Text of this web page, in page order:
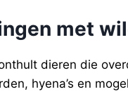
met
dieren die
hyena’s en